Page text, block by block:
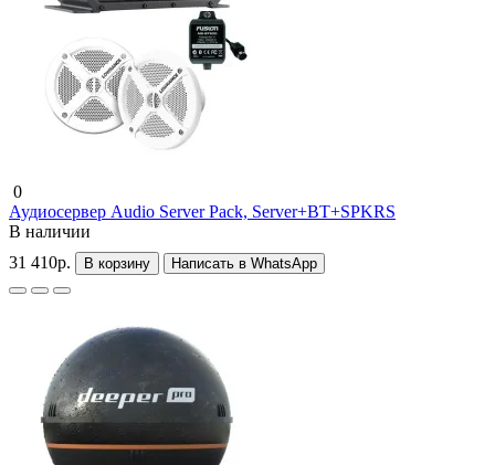
0
Аудиосервер Audio Server Pack, Server+BT+SPKRS
В наличии
31 410р.
В корзину Написать в WhatsApp